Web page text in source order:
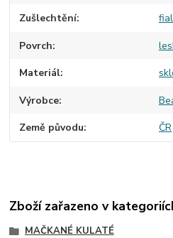
Zušlechtění
Povrch
Materiál
Výrobce
Země původu ČR
Zboží zařazeno v
MAČKANÉ KULATÉ